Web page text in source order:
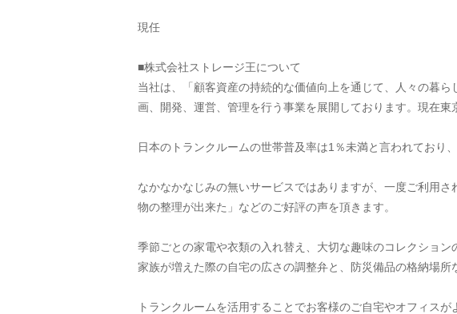
現任
■株式会社ストレージ王について
当社は、「顧客資産の持続的な価値向上を通じて、人々の暮
画、開発、運営、管理を行う事業を展開しております。現在
日本のトランクルームの世帯普及率は1％未満と言われており
なかなかなじみの無いサービスではありますが、一度ご利用
物の整理が出来た」などのご好評の声を頂きます。
季節ごとの家電や衣類の入れ替え、大切な趣味のコレクショ
家族が増えた際の自宅の広さの調整弁と、防災備品の格納場
トランクルームを活用することでお客様のご自宅やオフィス